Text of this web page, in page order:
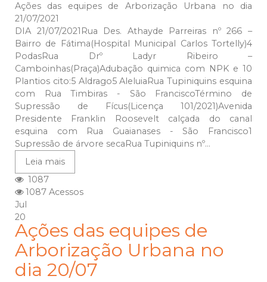
Ações das equipes de Arborização Urbana no dia
21/07/2021
DIA 21/07/2021Rua Des. Athayde Parreiras nº 266 –
Bairro de Fátima(Hospital Municipal Carlos Tortelly)4
PodasRua Drº Ladyr Ribeiro –
Camboinhas(Praça)Adubação quimica com NPK e 10
Plantios cito:5 Aldrago5 AleluiaRua Tupiniquins esquina
com Rua Timbiras - São FranciscoTérmino de
Supressão de Fícus(Licença 101/2021)Avenida
Presidente Franklin Roosevelt calçada do canal
esquina com Rua Guaianases - São Francisco1
Supressão de árvore secaRua Tupiniquins nº...
Leia mais
1087
1087 Acessos
Jul
20
Ações das equipes de
Arborização Urbana no
dia 20/07